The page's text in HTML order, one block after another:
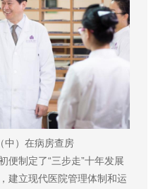
中）在病房查房
便制定了“三步走”十年发展
建立现代医院管理体制和运